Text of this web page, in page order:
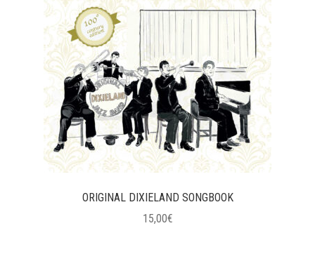
ORIGINAL DIXIELAND SONGBOOK
15,00€